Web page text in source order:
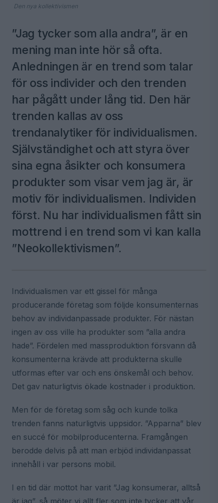
Den nya kollektivismen
”Jag tycker som alla andra”, är en
mening man inte hör så ofta.
Anledningen är en trend som talar
för oss individer och den trenden
har pågått under lång tid. Den här
trenden kallas av oss
trendanalytiker för individualismen.
Självständighet och att styra över
sina egna åsikter och konsumera
produkter som visar vem jag är, är
motiv för individualismen. Individen
först. Nu har individualismen fått sin
mottrend i en trend som vi kan kalla
”Neokollektivismen”.
Individualismen var ett gissel för många
producerande företag som följde konsumenternas
behov av individanpassade produkter. För nästan
ingen av oss ville ha produkter som ”alla andra
hade”. Fördelen med massproduktion försvann då
konsumenterna krävde att produkterna skulle
utformas efter var och ens önskemål och behov.
Det gav naturligtvis ökade kostnader i produktion.
Men för de företag som såg och kunde tolka
trenden fanns naturligtvis uppsidor. ”Apparna” blev
en succé för mobilproducenterna. Framgången
berodde delvis på att man erbjöd individanpassat
innehåll i var persons mobil.
I en tid där mottot har varit ”Jag konsumerar, alltså
är jag”, så möter vi allt fler som inte tycker att vår